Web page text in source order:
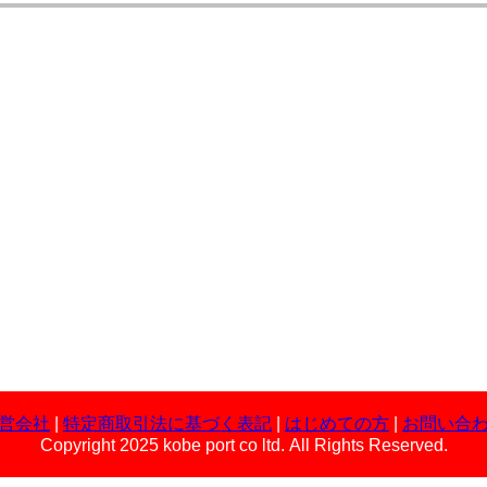
会社 特定商取引法に基づく表記 はじめての方
お問い合
Copyright 2025 kobe port co ltd. All Rights Reserved.